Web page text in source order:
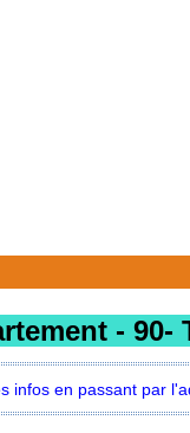
- 90-
infos en passant par